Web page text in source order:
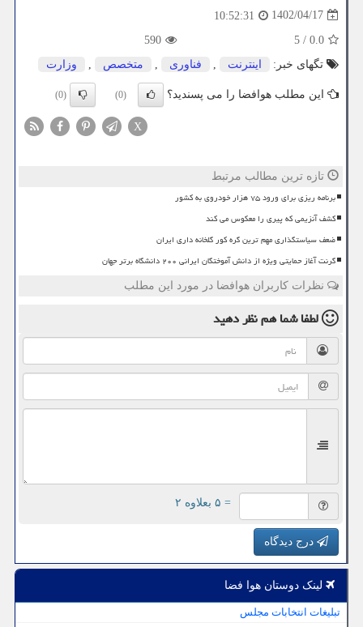
1402/04/17
10:52:31
0.0
/
5
590
تگهای خبر:
اینترنت , فناوری , متخصص , وزارت
این مطلب هوافضا را می پسندید؟ (0)
(0)
X
تازه ترین مطالب مرتبط
برنامه ریزی برای ورود ۷۵ هزار خودروی به کشور
کشف آنزیمی که پیری را معکوس می کند
ضعف سیاستگذاری مهم ترین گره کور گلخانه داری ایران
گرنت آغاز حمایتی ویژه از دانش آموختگان ایرانی ۲۰۰ دانشگاه برتر جهان
نظرات کاربران هوافضا در مورد این مطلب
لطفا شما همنظر دهید
= ۵ بعلاوه ۲
درج دیدگاه
لینک دوستان هوا فضا
تبلیغات انتخابات مجلس